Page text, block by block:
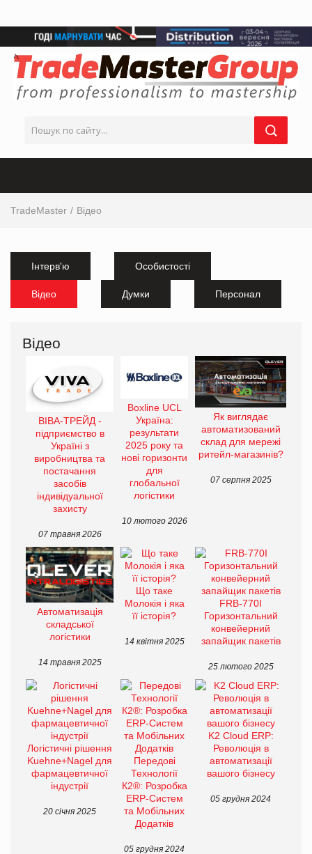
TradeMaster Відео
Інтерв'ю Особистості
Відео Думки Персонал
Відео
ВІВА-ТРЕЙД -
підприємство в
Україні з
виробництва та
постачання
засобів
індивідуальної
захисту
07 травня 2026
Boxline UCL
Україна:
результати
2025 року та
нові горизонти
для
глобальної
логістики
10 лютого 2026
Як виглядає
автоматизований
склад для мережі
ритейл-магазинів?
07 серпня 2025
Автоматизація
складської
логістики
14 травня 2025
Що таке
Молокія і яка
її історія?
14 квітня 2025
FRB-770I
Горизонтальний
конвейерний
запайщик пакетів
25 лютого 2025
Логістичні рішення
Kuehne+Nagel для
фармацевтичної
індустрії
20 січня 2025
Передові
Технології
К2®: Розробка
ERP-Систем
та Мобільних
Додатків
05 грудня 2024
K2 Cloud ERP:
Революція в
автоматизації
вашого бізнесу
05 грудня 2024